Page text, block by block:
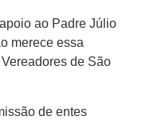
ao Padre Júlio
merece essa
de São
de entes